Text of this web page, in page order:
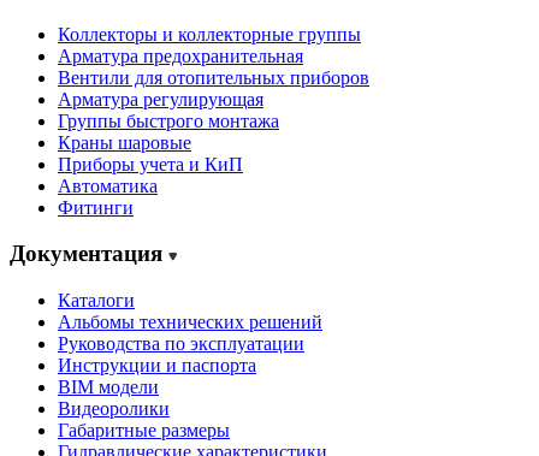
Коллекторы и коллекторные группы
Арматура предохранительная
Вентили для отопительных приборов
Арматура регулирующая
Группы быстрого монтажа
Краны шаровые
Приборы учета и КиП
Автоматика
Фитинги
Документация
Каталоги
Альбомы технических решений
Руководства по эксплуатации
Инструкции и паспорта
BIM модели
Видеоролики
Габаритные размеры
Гидравлические характеристики